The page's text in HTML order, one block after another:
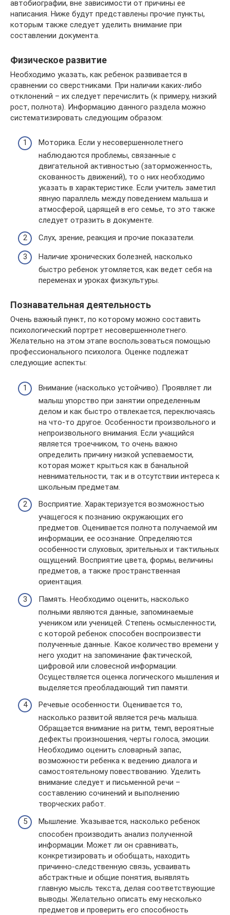
автобиографии, вне зависимости от причины ее
написания. Ниже будут представлены прочие пункты,
которым также следует уделить внимание при
составлении документа.
Физическое развитие
Необходимо указать, как ребенок развивается в
сравнении со сверстниками. При наличии каких-либо
отклонений – их следует перечислить (к примеру, низкий
рост, полнота). Информацию данного раздела можно
систематизировать следующим образом:
Моторика. Если у несовершеннолетнего
наблюдаются проблемы, связанные с
двигательной активностью (заторможенность,
скованность движений), то о них необходимо
указать в характеристике. Если учитель заметил
явную параллель между поведением малыша и
атмосферой, царящей в его семье, то это также
следует отразить в документе.
Слух, зрение, реакция и прочие показатели.
Наличие хронических болезней, насколько
быстро ребенок утомляется, как ведет себя на
переменах и уроках физкультуры.
Познавательная деятельность
Очень важный пункт, по которому можно составить
психологический портрет несовершеннолетнего.
Желательно на этом этапе воспользоваться помощью
профессионального психолога. Оценке подлежат
следующие аспекты:
Внимание (насколько устойчиво). Проявляет ли
малыш упорство при занятии определенным
делом и как быстро отвлекается, переключаясь
на что-то другое. Особенности произвольного и
непроизвольного внимания. Если учащийся
является троечником, то очень важно
определить причину низкой успеваемости,
которая может крыться как в банальной
невнимательности, так и в отсутствии интереса к
школьным предметам.
Восприятие. Характеризуется возможностью
учащегося к познанию окружающих его
предметов. Оценивается полнота получаемой им
информации, ее осознание. Определяются
особенности слуховых, зрительных и тактильных
ощущений. Восприятие цвета, формы, величины
предметов, а также пространственная
ориентация.
Память. Необходимо оценить, насколько
полными являются данные, запоминаемые
учеником или ученицей. Степень осмысленности,
с которой ребенок способен воспроизвести
полученные данные. Какое количество времени у
него уходит на запоминание фактической,
цифровой или словесной информации.
Осуществляется оценка логического мышления и
выделяется преобладающий тип памяти.
Речевые особенности. Оценивается то,
насколько развитой является речь малыша.
Обращается внимание на ритм, темп, вероятные
дефекты произношения, черты голоса, эмоции.
Необходимо оценить словарный запас,
возможности ребенка к ведению диалога и
самостоятельному повествованию. Уделить
внимание следует и письменной речи –
составлению сочинений и выполнению
творческих работ.
Мышление. Указывается, насколько ребенок
способен производить анализ полученной
информации. Может ли он сравнивать,
конкретизировать и обобщать, находить
причинно-следственную связь, усваивать
абстрактные и общие понятия, выявлять
главную мысль текста, делая соответствующие
выводы. Желательно описать ему несколько
предметов и проверить его способность